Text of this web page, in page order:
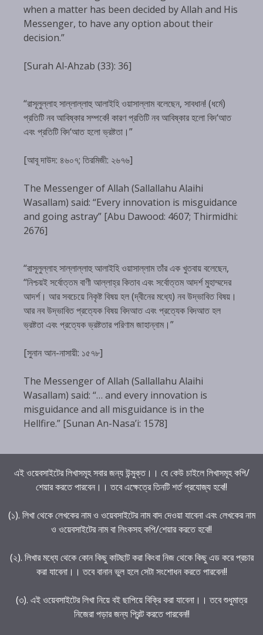
when a matter has been decided by Allah and His
Messenger, to have any option about their
decision.”
[Surah Al-Ahzab (33): 36]
“রাসূলুল্লাহ সাল্লাল্লাহু আলাইহি ওয়াসাল্লাম বলেছেন, সাবধান! (ধর্মে)
প্রতিটি নব আবিষ্কার সম্পর্কে! কারণ প্রতিটি নব আবিষ্কার হলো বিদ‘আত
এবং প্রতিটি বিদ‘আত হলো ভ্রষ্টতা।”
[আবূ দাউদ: ৪৬০৭; তিরমিজী: ২৬৭৬]
The Messenger of Allah (Sallallahu Alaihi
Wasallam) said: “Every innovation is misguidance
and going astray” [Abu Dawood: 4607; Thirmidhi:
2676]
“রাসূলুল্লাহ সাল্লাল্লাহু আলাইহি ওয়াসাল্লাম তাঁর এক খুতবায় বলেছেন,
“নিশ্চয়ই সর্বোত্তম বাণী আল্লাহ্‌র কিতাব এবং সর্বোত্তম আদর্শ মুহাম্মদের
আদর্শ। আর সবচেয়ে নিকৃষ্ট বিষয় হল (দ্বীনের মধ্যে) নব উদ্ভাবিত বিষয়।
আর নব উদ্ভাবিত প্রত্যেক বিষয় বিদআত এবং প্রত্যেক বিদআত হল
ভ্রষ্টতা এবং প্রত্যেক ভ্রষ্টতার পরিণাম জাহান্নাম।”
[সুনান আন-নাসায়ী: ১৫৭৮]
The Messenger of Allah (Sallallahu Alaihi
Wasallam) said: “… and every innovation is
misguidance and all misguidance is in the
Hellfire.” [Sunan An-Nasa’i: 1578]
এই ওয়েবসাইটের লিখাসমূহ সবার জন্য উন্মুক্ত।। যে কেউ চাইলে লিখাসমূহ কপি/
শেয়ার করতে পারবেন।। তবে এক্ষেত্রে তিনটি শর্ত প্রযোজ্য হবে!!
(১). লিখা থেকে লেখকের নাম ও ওয়েবসাইটের নাম বাদ দেওয়া যাবেনা এবং লেখকের নাম
ও ওয়েবসাইটের নাম বা লিংকসহ কপি/শেয়ার করতে হবে!!
(২). লিখার মধ্যে থেকে কোন কিছু কাটছাট করা কিংবা নিজ থেকে কিছু এড করে প্রচার
করা যাবেনা।। তবে বানান ভুল হলে সেটা সংশোধন করতে পারবেন!!
(৩). এই ওয়েবসাইটের লিখা নিয়ে বই ছাপিয়ে বিক্রি করা যাবেনা।। তবে শুধুমাত্র
নিজেরা পড়ার জন্য প্রিন্ট করতে পারবেন!!